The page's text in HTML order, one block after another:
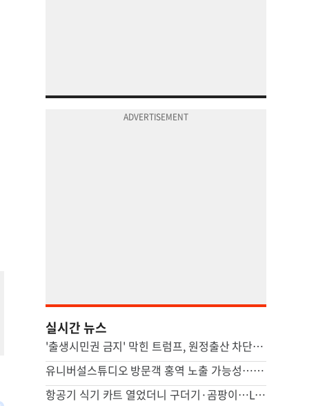
실시간 뉴스
'출생시민권 금지' 막힌 트럼프, 원정출산 차단 행정명령 서명(종합)
유니버설스튜디오 방문객 홍역 노출 가능성…LA카운티 경고
항공기 식기 카트 열었더니 구더기·곰팡이…LAX 기내식 업체 논란